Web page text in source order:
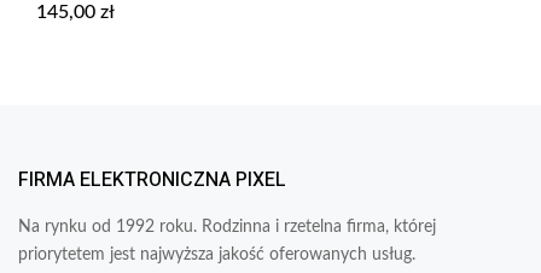
145,00 zł
FIRMA ELEKTRONICZNA PIXEL
Na rynku od 1992 roku. Rodzinna i rzetelna firma, której
priorytetem jest najwyższa jakość oferowanych usług.